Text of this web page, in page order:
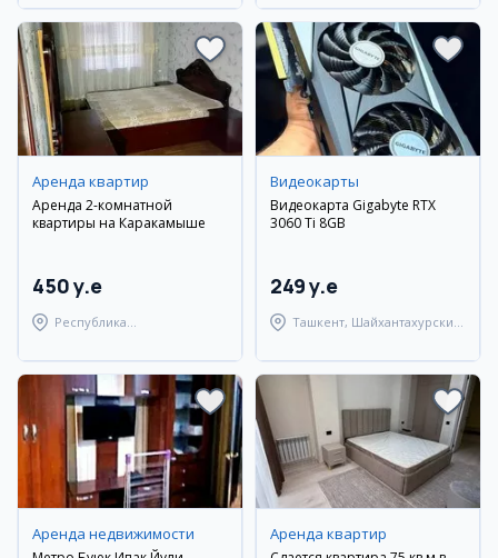
Аренда квартир
Аренда 2-комнатной
квартиры на Каракамыше
450 y.e
Республика
Берунийский район
Видеокарты
Видеокарта Gigabyte RTX
3060 Ti 8GB
249 y.e
Ташкент, Шайхантахурский
Аренда недвижимости Аренда квартир